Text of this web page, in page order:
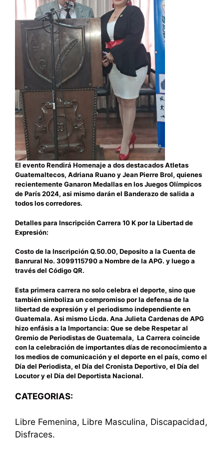
El evento Rendirá Homenaje a dos destacados Atletas
Guatemaltecos, Adriana Ruano y Jean Pierre Brol, quienes
recientemente Ganaron Medallas en los Juegos Olímpicos
de París 2024, asi mismo darán el Banderazo de salida a
todos los corredores.
Detalles para Inscripción Carrera 10 K por la Libertad de
Expresión:
Costo de la Inscripción Q.50.00, Deposito a la Cuenta de
Banrural No. 3099115790 a Nombre de la APG. y luego a
través del Código QR.
Esta primera carrera no solo celebra el deporte, sino que
también simboliza un compromiso por la defensa de la
libertad de expresión y el periodismo independiente en
Guatemala. Asi mismo Licda. Ana Julieta Cardenas de APG
hizo enfásis a la Importancia: Que se debe Respetar al
Gremio de Periodistas de Guatemala, La Carrera coincide
con la celebración de importantes días de reconocimiento a
los medios de comunicación y el deporte en el país, como el
Día del Periodista, el Día del Cronista Deportivo, el Día del
Locutor y el Día del Deportista Nacional.
CATEGORIAS:
Libre Femenina, Libre Masculina, Discapacidad,
Disfraces.